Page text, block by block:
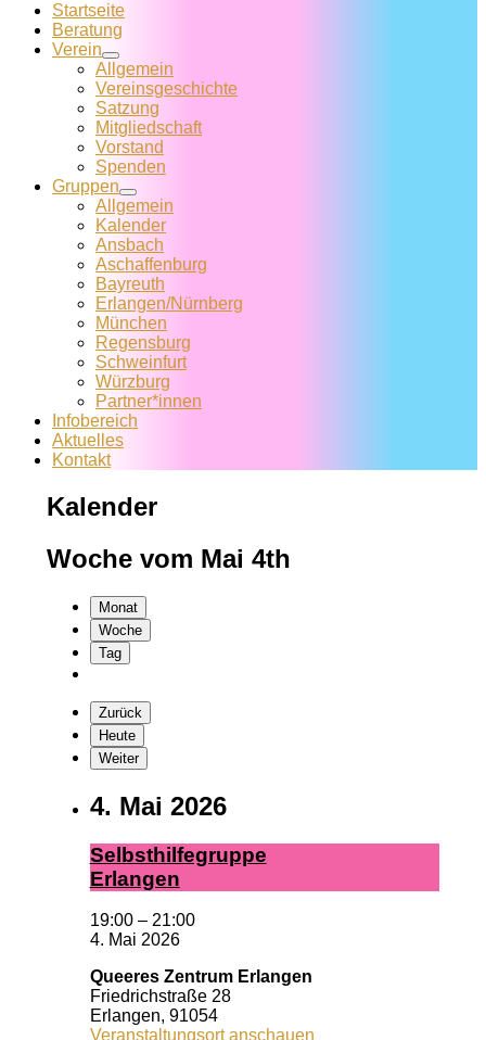
Startseite
Beratung
Verein
Allgemein
Vereins­geschichte
Satzung
Mitglied­schaft
Vorstand
Spenden
Gruppen
Allgemein
Kalender
Ansbach
Aschaffenburg
Bayreuth
Erlangen/Nürnberg
München
Regensburg
Schweinfurt
Würzburg
Partner*innen
Infobereich
Aktuelles
Kontakt
Kalender
Woche vom Mai 4th
Monat
Woche
Tag
Zurück
Heute
Weiter
4. Mai 2026
Selbst­hil­fe­grup­pe
Er­lan­gen
19:00 – 21:00
4. Mai 2026
Queeres Zentrum Erlangen
Friedrichstraße 28
Erlangen, 91054
Veranstaltungsort anschauen